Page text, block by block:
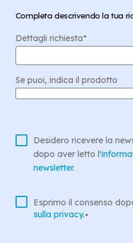
Completa descrivendo la tua
Dettagli richiesta*
Se puoi, indica il prodotto
Desidero ricevere la
dopo aver letto l
newsletter.
Esprimo il consenso
sulla privacy.*